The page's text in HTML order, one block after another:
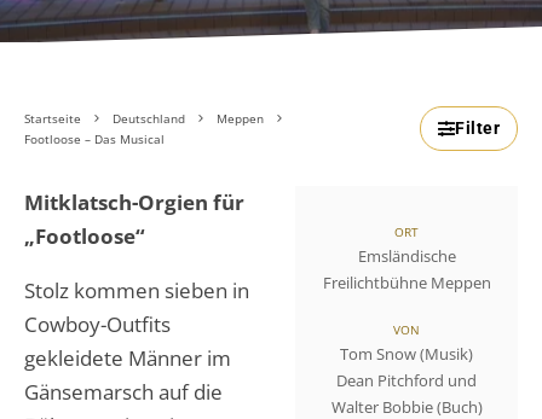
Startseite Deutschland
Meppen
Footloose – Das Musical
Filter
ORT
Emsländische
Freilichtbühne Meppen
VON
Tom Snow (Musik)
Dean Pitchford und
Walter Bobbie (Buch)
Mitklatsch-Orgien für
„Footloose“
Stolz kommen sieben in
Cowboy-Outfits
gekleidete Männer im
Gänsemarsch auf die